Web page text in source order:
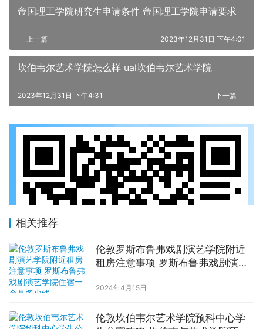
帝国理工学院研究生申请条件 帝国理工学院申请要求
上一篇 2023年12月31日 下午4:01
坎伯韦尔艺术学院怎么样 ual坎伯韦尔艺术学院
下一篇
2023年12月31日 下午4:31
相关推荐
伦敦罗斯布鲁弗戏剧演艺学院附近
租房注意事项 罗斯布鲁弗戏剧演艺
2024年4月15日
伦敦坎伯韦尔艺术学院预科中心学